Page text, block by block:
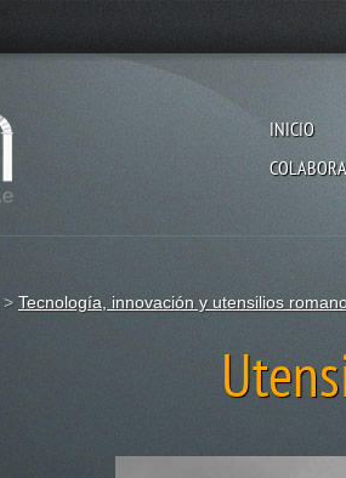
INICIO
> Tecnología, innovación y utensilios